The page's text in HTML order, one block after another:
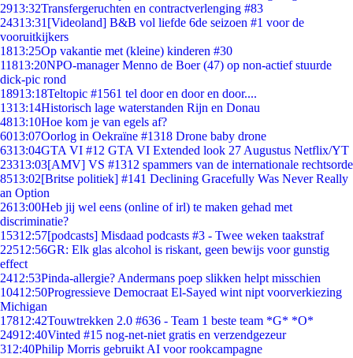
2913:32Transfergeruchten en contractverlenging #83
24313:31 [Videoland] B&B vol liefde 6de seizoen #1 voor de
vooruitkijkers
1813:25Op vakantie met (kleine) kinderen #30
11813:20NPO-manager Menno de Boer (47) op non-actief stuurde
dick-pic rond
18913:18Teltopic #1561 tel door en door en door....
1313:14Historisch lage waterstanden Rijn en Donau
4813:10Hoe kom je van egels af?
6013:07Oorlog in Oekraïne #1318 Drone baby drone
6313:04GTA VI #12 GTA VI Extended look 27 Augustus Netflix/YT
23313:03[AMV] VS #1312 spammers van de internationale rechtsorde
8513:02[Britse politiek] #141 Declining Gracefully Was Never Really
an Option
2613:00Heb jij wel eens (online of irl) te maken gehad met
discriminatie?
15312:57[podcasts] Misdaad podcasts #3 - Twee weken taakstraf
22512:56GR: Elk glas alcohol is riskant, geen bewijs voor gunstig
effect
2412:53Pinda-allergie? Andermans poep slikken helpt misschien
10412:50Progressieve Democraat El-Sayed wint nipt voorverkiezing
Michigan
17812:42Touwtrekken 2.0 #636 - Team 1 beste team *G* *O*
24912:40Vinted #15 nog-net-niet gratis en verzendgezeur
312:40Philip Morris gebruikt AI voor rookcampagne